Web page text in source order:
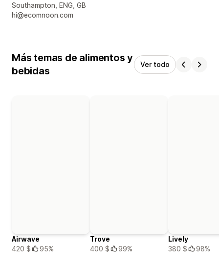
Detalles de contacto del diseñador
Southampton, ENG, GB
hi@ecomnoon.com
Más temas de alimentos y
bebidas
Ver todo
Airwave
420 $
95%
Trove
400 $
99%
Lively
380 $
98%